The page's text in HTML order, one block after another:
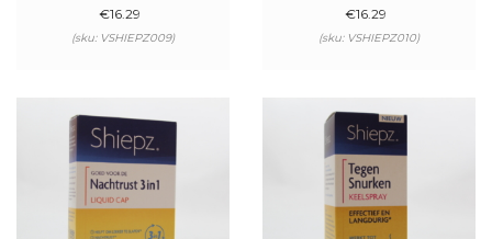
€16.29
(sku: VSHIEPZ009)
€16.29
(sku: VSHIEPZ010)